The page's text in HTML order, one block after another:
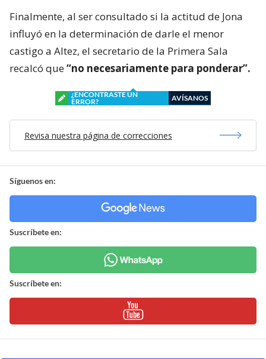
Finalmente, al ser consultado si la actitud de Jona
influyó en la determinación de darle el menor
castigo a Altez, el secretario de la Primera Sala
recalcó que“no necesariamente para ponderar”.
¿ENCONTRASTE UN
ERROR?
AVÍSANOS
Revisa nuestra página de correcciones
Síguenos en:
Suscríbete en:
Suscríbete en: